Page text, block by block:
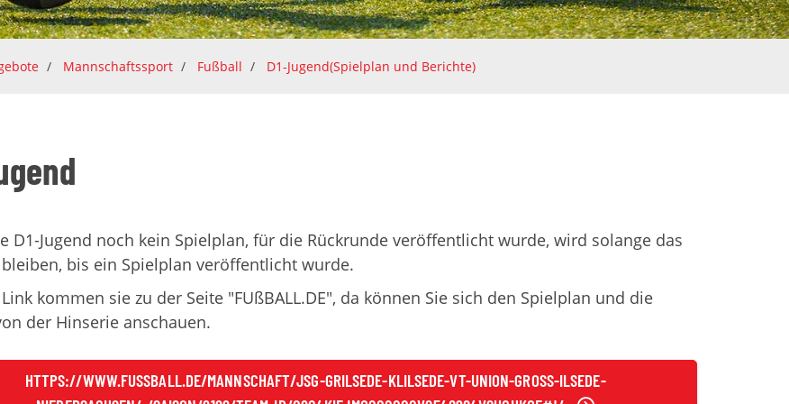
Mannschaftssport Fußball D1-Jugend(Spielplan und Berichte)
D1-Jugend noch kein Spielplan, für die Rückrunde veröffentlicht wurde, wird solange das
bis ein Spielplan veröffentlicht wurde.
kommen sie zu der Seite "FUßBALL.DE", da können Sie sich den Spielplan und die
der Hinserie anschauen.
HTTPS://WWW.FUSSBALL.DE/MANNSCHAFT/JSG-GRILSEDE-KLILSEDE-VT-UNION-GROSS-ILSEDE-